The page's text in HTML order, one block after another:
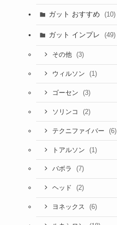
ガット おすすめ (10)
ガット インプレ (49)
その他 (3)
ウィルソン (1)
ゴーセン (3)
ソリンコ (2)
テクニファイバー (6)
トアルソン (1)
バボラ (7)
ヘッド (2)
ヨネックス (6)